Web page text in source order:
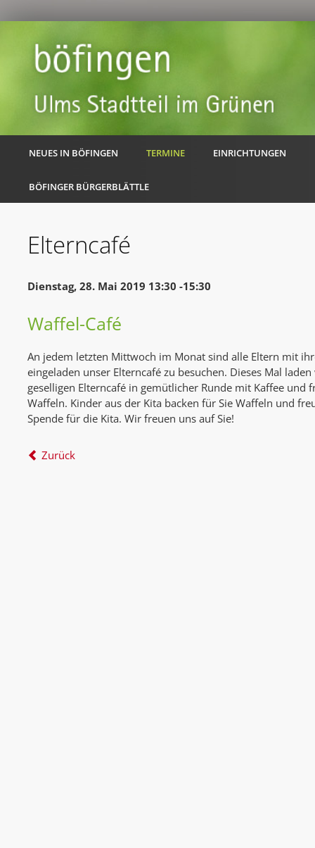
NEUES IN BÖFINGEN TERMINE EINRICHTUNGEN
BÖFINGER BÜRGERBLÄTTLE
Elterncafé
Dienstag, 28. Mai 2019 13:30 -15:30
Waffel-Café
An jedem letzten Mittwoch im Monat sind alle Eltern mit
eingeladen unser Elterncafé zu besuchen. Dieses Mal
geselligen Elterncafé in gemütlicher Runde mit Kaffee und
Waffeln. Kinder aus der Kita backen für Sie Waffeln und
Spende für die Kita. Wir freuen uns auf Sie!
Zurück